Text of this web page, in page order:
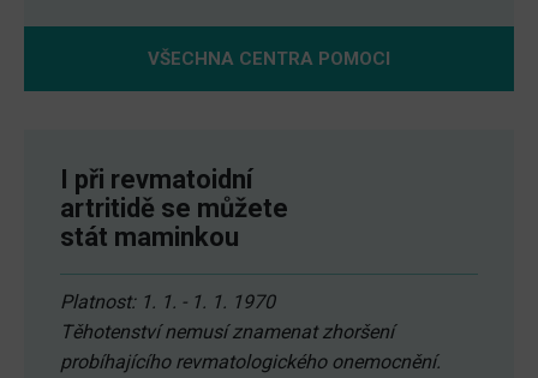
VŠECHNA CENTRA POMOCI
I při revmatoidní
artritidě se můžete
stát maminkou
Platnost: 1. 1. - 1. 1. 1970
Těhotenství nemusí znamenat zhoršení
probíhajícího revmatologického onemocnění.